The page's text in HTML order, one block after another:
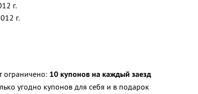
г.
г.
ограничено: 10 купонов на каждый заезд
угодно купонов для себя и в подарок